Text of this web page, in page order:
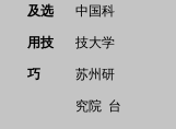
及选
用技
巧
中国科
技大学
苏州研
究院 台